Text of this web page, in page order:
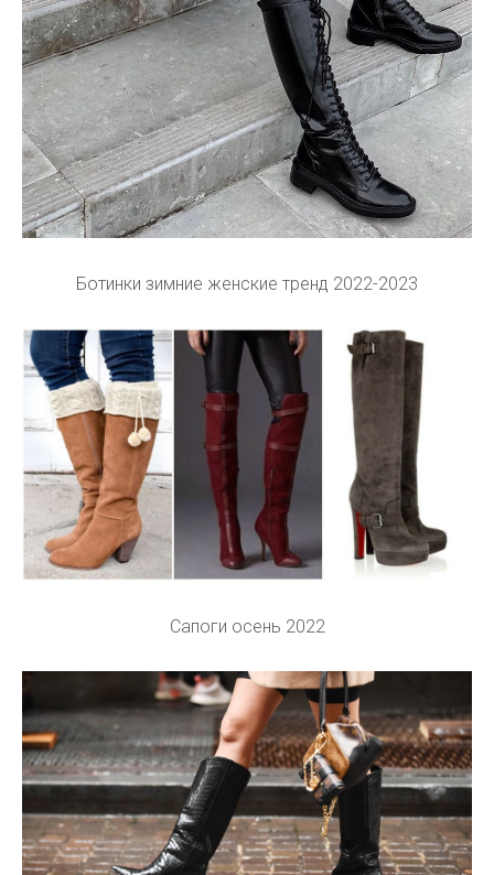
Ботинки зимние женские тренд 2022-2023
Сапоги осень 2022